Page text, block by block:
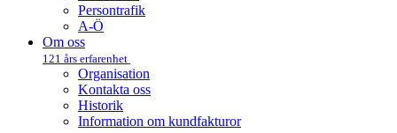
Persontrafik
A-Ö
Om oss
121 års erfarenhet
Organisation
Kontakta oss
Historik
Information om kundfakturor